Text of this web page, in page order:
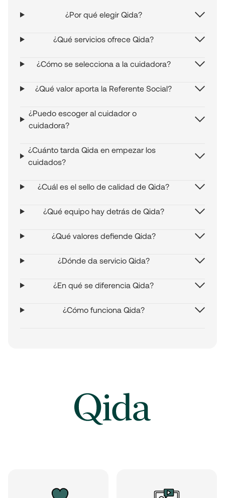
¿Por qué elegir Qida?
¿Qué servicios ofrece Qida?
¿Cómo se selecciona a la cuidadora?
¿Qué valor aporta la Referente Social?
¿Puedo escoger al cuidador o
cuidadora?
¿Cuánto tarda Qida en empezar los
cuidados?
¿Cuál es el sello de calidad de Qida?
¿Qué equipo hay detrás de Qida?
¿Qué valores defiende Qida?
¿Dónde da servicio Qida?
¿En qué se diferencia Qida?
¿Cómo funciona Qida?